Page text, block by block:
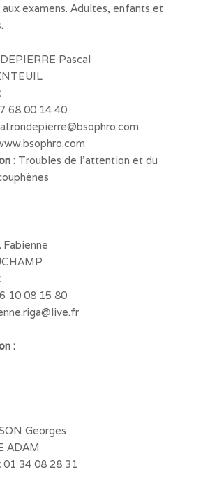
examens. Adultes, enfants et
Pascal
68 00 14 40
: Troubles de l’attention et du
Fabienne
10 08 15 80
:
Georges
ADAM
01 34 08 28 31